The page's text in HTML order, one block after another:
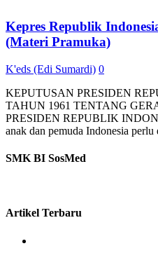
Kepres Republik
(Materi Pramuka)
K'eds (Edi Sumardi) 0
KEPUTUSAN PRESIDEN
TAHUN 1961 TENTANG
PRESIDEN REPUBLIK
anak dan pemuda Indonesia
SMK BI SosMed
Artikel Terbaru